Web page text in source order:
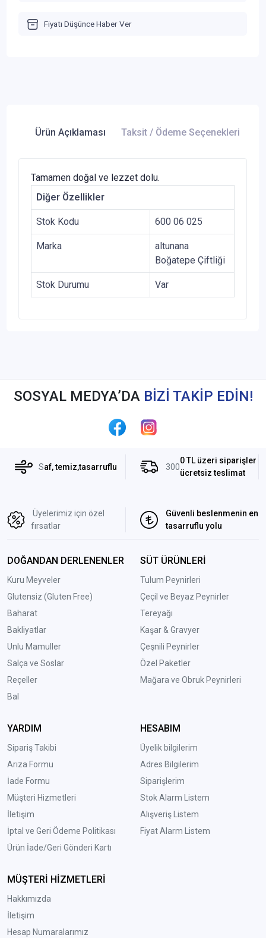
Fiyatı Düşünce Haber Ver
Ürün Açıklaması Taksit / Ödeme Seçenekleri
Tamamen doğal ve lezzet dolu.
Diğer Özellikler
Stok Kodu 600 06 025
Marka
altunana
Boğatepe Çiftliği
Stok Durumu Var
SOSYAL MEDYA’DA BİZİ TAKİP EDİN!
Saf, temiz,tasarruflu 300
0 TL üzeri siparişler
ücretsiz teslimat
Üyelerimiz için özel
fırsatlar
Güvenli beslenmenin en
tasarruflu yolu
DOĞANDAN DERLENENLER
Kuru Meyveler
Glutensiz (Gluten Free)
Baharat
Bakliyatlar
Unlu Mamuller
Salça ve Soslar
Reçeller
Bal
SÜT ÜRÜNLERİ
Tulum Peynirleri
Çeçil ve Beyaz Peynirler
Tereyağı
Kaşar & Gravyer
Çeşnili Peynirler
Özel Paketler
Mağara ve Obruk Peynirleri
YARDIM
Sipariş Takibi
Arıza Formu
İade Formu
Müşteri Hizmetleri
İletişim
İptal ve Geri Ödeme Politikası
Ürün İade/Geri Gönderi Kartı
HESABIM
Üyelik bilgilerim
Adres Bilgilerim
Siparişlerim
Stok Alarm Listem
Alışveriş Listem
Fiyat Alarm Listem
MÜŞTERİ HİZMETLERİ
Hakkımızda
İletişim
Hesap Numaralarımız